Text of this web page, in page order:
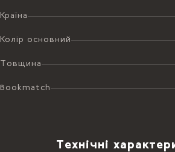
Країна
Колір основний
Товщина
Bookmatch
Технічні